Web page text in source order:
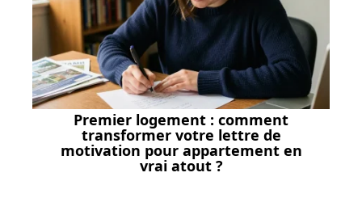
Premier logement : comment
transformer votre lettre de
motivation pour appartement en
vrai atout ?